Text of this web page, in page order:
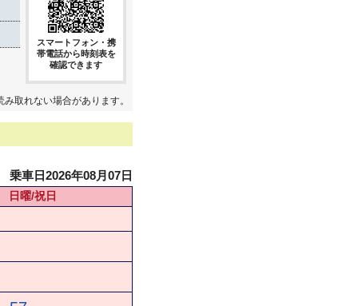
スマートフォン・携
帯電話から時刻表を
確認できます
取れない場合があります。
乗車日2026年08月07日
日曜/祝日